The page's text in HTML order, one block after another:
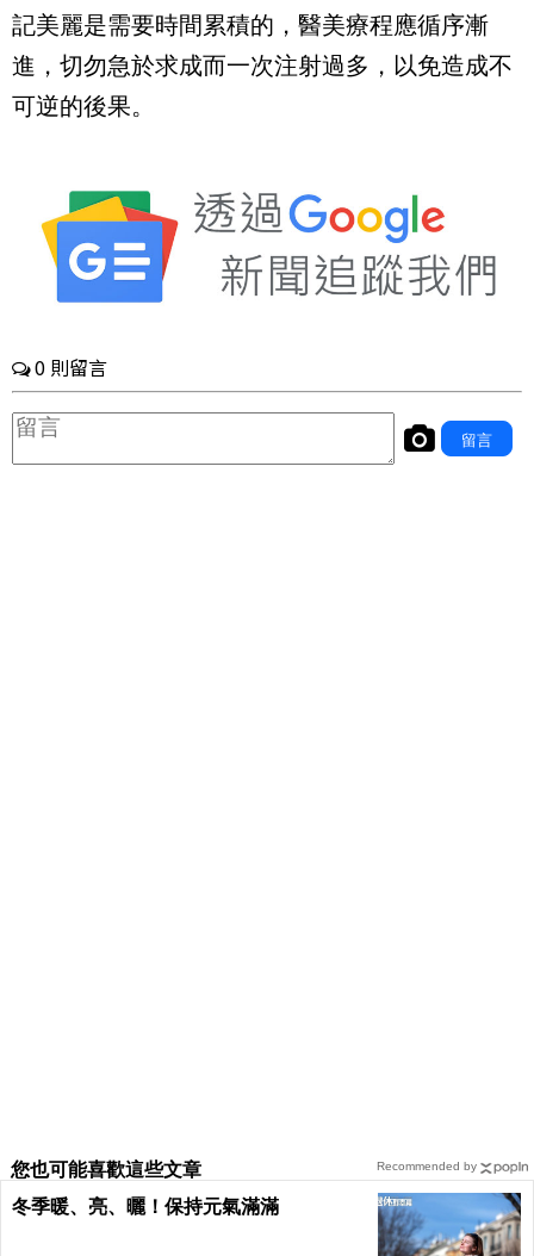
記美麗是需要時間累積的，醫美療程應循序漸
進，切勿急於求成而一次注射過多，以免造成不
可逆的後果。
您也可能喜歡這些文章
冬季暖、亮、曬！保持元氣滿滿
Recommended by